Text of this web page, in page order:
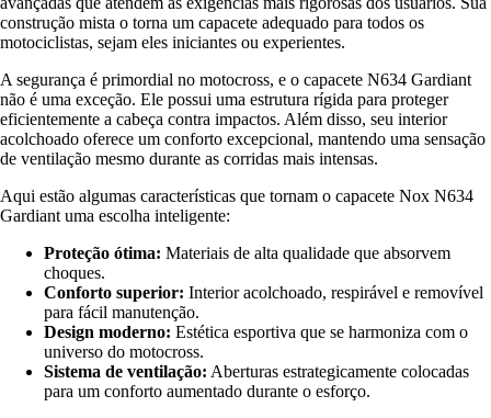
construção mista o torna um capacete adequado para todos os
motociclistas, sejam eles iniciantes ou experientes.
A segurança é primordial no motocross, e o capacete N634 Gardiant
não é uma exceção. Ele possui uma estrutura rígida para proteger
eficientemente a cabeça contra impactos. Além disso, seu interior
acolchoado oferece um conforto excepcional, mantendo uma sensação
de ventilação mesmo durante as corridas mais intensas.
Aqui estão algumas características que tornam o capacete Nox N634
Gardiant uma escolha inteligente:
Proteção ótima: Materiais de alta qualidade que absorvem
choques.
Conforto superior: Interior acolchoado, respirável e removível
para fácil manutenção.
Design moderno: Estética esportiva que se harmoniza com o
universo do motocross.
Sistema de ventilação: Aberturas estrategicamente colocadas
para um conforto aumentado durante o esforço.